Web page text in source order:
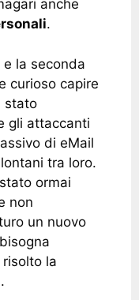
anche
.
la seconda
curioso capire
stato
gli attaccanti
di eMail
tra loro.
ormai
non
un nuovo
la